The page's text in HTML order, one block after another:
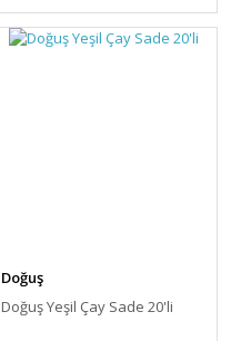
Doğuş
Doğuş Yeşil Çay Sade 20'li